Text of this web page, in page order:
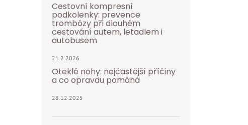
Cestovní kompresní
podkolenky: prevence
trombózy při dlouhém
cestování autem, letadlem i
autobusem
21.2.2026
Oteklé nohy: nejčastější příčiny
a co opravdu pomáhá
28.12.2025